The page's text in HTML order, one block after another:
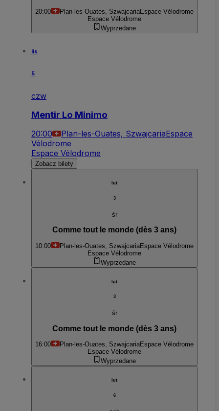
20:00 Plan-les-Ouates, SzwajcariaEspace Vélodrome
Espace Vélodrome
Wyprzedane
lis
5
czw
Mentir Lo Minimo
20:00 Plan-les-Ouates, SzwajcariaEspace
Vélodrome
Espace Vélodrome
Zobacz bilety
lut
3
śr
Comme tout le monde (dès 3 ans)
10:00 Plan-les-Ouates, SzwajcariaEspace Vélodrome
Espace Vélodrome
Wyprzedane
lut
3
śr
Comme tout le monde (dès 3 ans)
16:00 Plan-les-Ouates, SzwajcariaEspace Vélodrome
Espace Vélodrome
Wyprzedane
lut
6